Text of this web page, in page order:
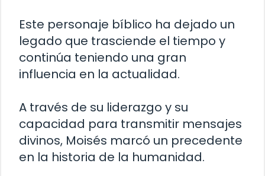
Este personaje bíblico ha dejado un
legado que trasciende el tiempo y
continúa teniendo una gran
influencia en la actualidad.
A través de su liderazgo y su
capacidad para transmitir mensajes
divinos, Moisés marcó un precedente
en la historia de la humanidad.